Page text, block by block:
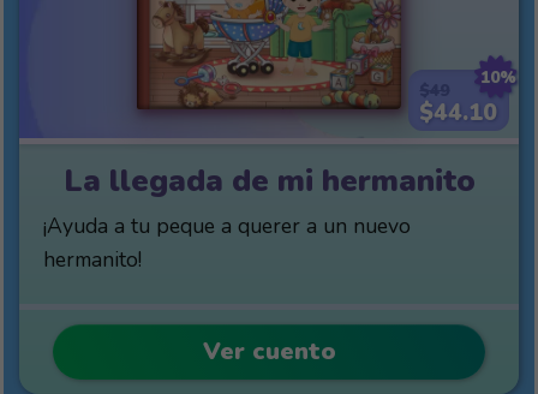
10%
$44.10
La llegada de mi hermanito
¡Ayuda a tu peque a querer a un nuevo
hermanito!
Ver cuento